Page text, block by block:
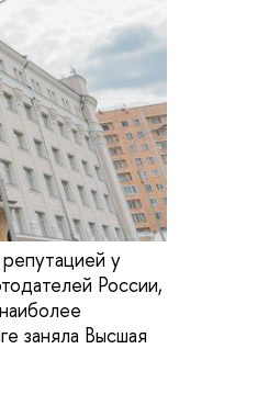
у
России,
заняла Высшая